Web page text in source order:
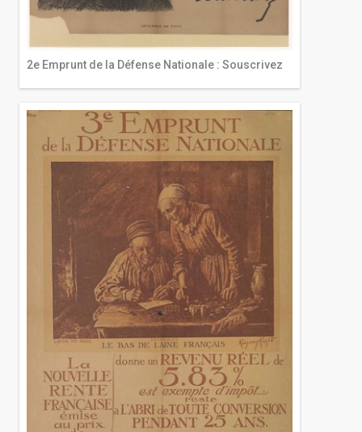
2e Emprunt de la Défense Nationale : Souscrivez